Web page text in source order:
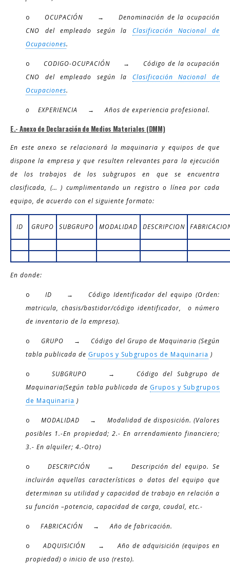
oOCUPACIÓN → Denominación de la ocupación
CNO del empleado según la Clasificación Nacional de
Ocupaciones.
o CODIGO-OCUPACIÓN → Código de la ocupación
CNO del empleado según la Clasificación Nacional de
Ocupaciones.
o EXPERIENCIA → Años de experiencia profesional.
E.- Anexo de Declaración de Medios Materiales (DMM)
En este anexo se relacionará la maquinaria y equipos de que
dispone la empresa y que resulten relevantes para la ejecución
de los trabajos de los subgrupos en que se encuentra
clasificada, (… ) cumplimentando un registro o línea por cada
equipo, de acuerdo con el siguiente formato:
ID GRUPO SUBGRUPO MODALIDAD DESCRIPCION
En donde:
o ID → Código Identificador del equipo (Orden:
matricula, chasis/bastidor/código identificador, o número
de inventario de la empresa).
o GRUPO → Código del Grupo de Maquinaria (Según
tabla publicada de Grupos y Subgrupos de Maquinaria )
o SUBGRUPO → Código del Subgrupo de
Maquinaria(Según tabla publicada de Grupos y Subgrupos
de Maquinaria )
o MODALIDAD → Modalidad de disposición. (Valores
posibles 1.-En propiedad; 2.- En arrendamiento financiero;
3.- En alquiler; 4.-Otro)
o DESCRIPCIÓN → Descripción del equipo. Se
incluirán aquellas características o datos del equipo que
determinan su utilidad y capacidad de trabajo en relación a
su función –potencia, capacidad de carga, caudal, etc.-
o FABRICACIÓN → Año de fabricación.
oADQUISICIÓN → Año de adquisición (equipos en
propiedad) o inicio de uso (resto).